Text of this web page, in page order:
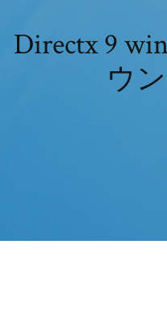
Directx 9
ウ